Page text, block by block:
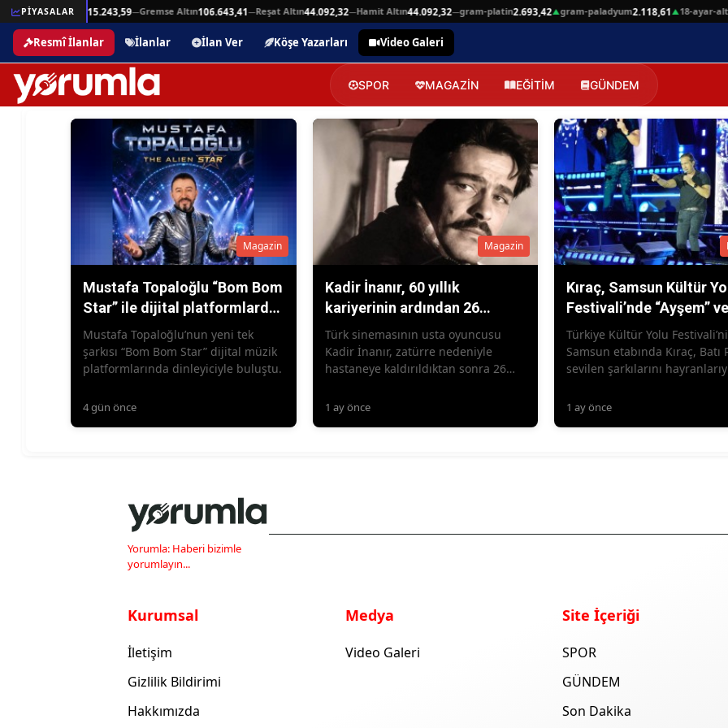
PİYASALAR
—Beşli Altın 215.243,59—Gremse Altın106.643,41—Reşat Altın44.092,32—Hamit Altın44.092,32—gram-platin2.693,42▲gram-paladyum2.118,61▲18-ayar-
Resmî İlanlar İlanlar İlan Ver Köşe Yazarları Video Galeri
SPOR MAGAZİN EĞİTİM GÜNDEM
Magazin
Mustafa Topaloğlu “Bom Bom
Star” ile dijital platformlarda
yayımlandı
Mustafa Topaloğlu’nun yeni tek
şarkısı “Bom Bom Star” dijital müzik
platformlarında dinleyiciyle buluştu.
4 gün önce
Magazin
Kadir İnanır, 60 yıllık
kariyerinin ardından 26
Haziran'da hayatını kaybetti
Türk sinemasının usta oyuncusu
Kadir İnanır, zatürre nedeniyle
hastaneye kaldırıldıktan sonra 26
1 ay önce
Kıraç, Samsun Kültür
Festivali’nde “Ayşem” ve
“Yıllar Sonra” şarkılarını
seslendirdi
Türkiye Kültür Yolu
Samsun etabında Kıraç, Batı
sevilen şarkılarını
1 ay önce
Yorumla: Haberi bizimle
yorumlayın...
Kurumsal
İletişim
Gizlilik Bildirimi
Hakkımızda
Medya
Video Galeri
Site İçeriği
SPOR
GÜNDEM
Son Dakika